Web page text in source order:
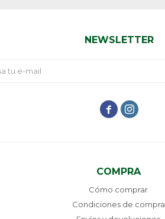
COMPRA
Cómo comprar
Condiciones de compra
NEWSLETTER
 